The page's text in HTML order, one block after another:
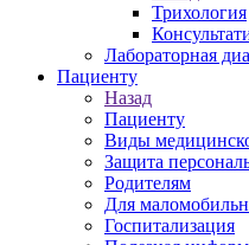
Трихология
Лабораторная
Пациенту
Назад
Пациенту
Виды
Защита
Родителям
Для
Госпитализация